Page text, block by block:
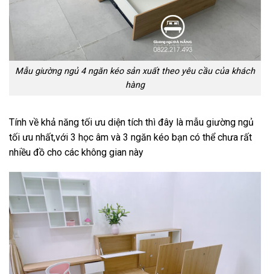
Mẫu giường ngủ 4 ngăn kéo sản xuất theo yêu cầu của khách
hàng
Tính về khả năng tối ưu diện tích thì đây là mẫu giường ngủ
tối ưu nhất,với 3 học âm và 3 ngăn kéo bạn có thể chưa rất
nhiều đồ cho các không gian này